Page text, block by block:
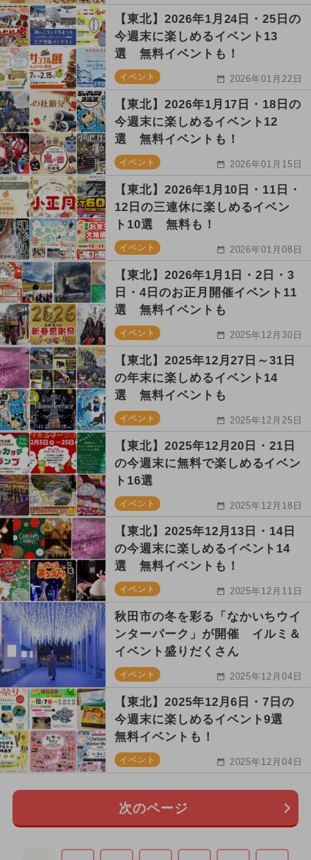
【東北】2026年1月24日・25日の
今週末に楽しめるイベント13
選 無料イベントも！
イベント 2026年01月22日
【東北】2026年1月17日・18日の
今週末に楽しめるイベント12
選 無料イベントも！
イベント 2026年01月15日
【東北】2026年1月10日・11日・
12日の三連休に楽しめるイベン
ト10選 無料も！
イベント 2026年01月08日
【東北】2026年1月1日・2日・3
日・4日のお正月開催イベント11
選 無料イベントも
イベント 2025年12月30日
【東北】2025年12月27日～31日
の年末に楽しめるイベント14
選 無料イベントも
イベント 2025年12月25日
【東北】2025年12月20日・21日
の今週末に無料で楽しめるイベン
ト16選
イベント 2025年12月18日
【東北】2025年12月13日・14日
の今週末に楽しめるイベント14
選 無料イベントも！
イベント 2025年12月11日
秋田市の冬を彩る「なかいちウイ
ンターパーク」が開催 イルミ＆
イベント盛りだくさん
イベント 2025年12月04日
【東北】2025年12月6日・7日の
今週末に楽しめるイベント9選
無料イベントも！
イベント 2025年12月04日
次のページ